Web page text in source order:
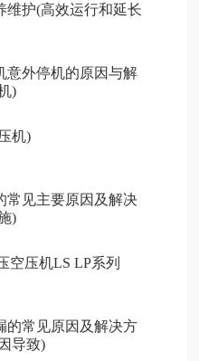
维护(高效运行和延长
意外停机的原因与解
)
机)
常见主要原因及解决
)
空压机LS LP系列
的常见原因及解决方
导致)